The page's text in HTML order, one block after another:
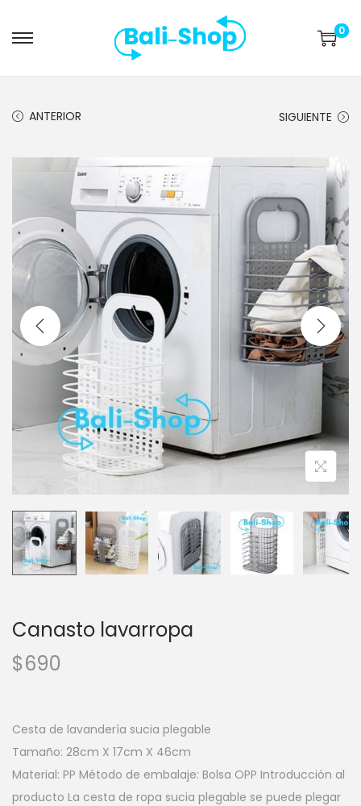
0
ANTERIOR SIGUIENTE
Canasto lavarropa
$690
Cesta de lavandería sucia plegable
Tamaño: 28cm X 17cm X 46cm
Material: PP Método de embalaje: Bolsa OPP Introducción al
producto La cesta de ropa sucia plegable se puede plegar